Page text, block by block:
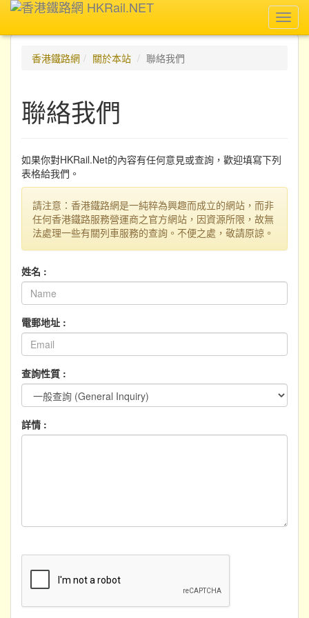
香港鐵路網
關於本站 聯絡我們
聯絡我們
如果你對HKRail.Net的內容有任何意見或查詢，歡迎填寫下列
表格給我們。
請注意：香港鐵路網是一純粹為興趣而成立的網站，而非
任何香港鐵路服務營運商之官方網站，因資源所限，故無
法處理一些有關列車服務的查詢。不便之處，敬請原諒。
姓名 :
電郵地址 :
查詢性質 :
詳情 :